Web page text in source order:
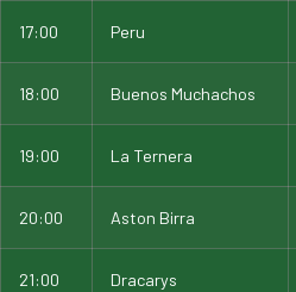
17:00 Peru
18:00 Buenos Muchachos
19:00 La Ternera
20:00 Aston Birra
21:00 Dracarys